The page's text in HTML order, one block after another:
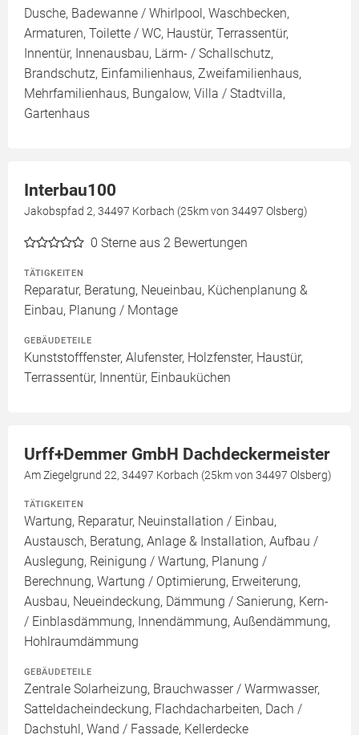
Dusche, Badewanne / Whirlpool, Waschbecken,
Armaturen, Toilette / WC, Haustür, Terrassentür,
Innentür, Innenausbau, Lärm- / Schallschutz,
Brandschutz, Einfamilienhaus, Zweifamilienhaus,
Mehrfamilienhaus, Bungalow, Villa / Stadtvilla,
Gartenhaus
Interbau100
Jakobspfad 2, 34497 Korbach (25km von 34497 Olsberg)
0 Sterne aus 2 Bewertungen
TÄTIGKEITEN
Reparatur, Beratung, Neueinbau, Küchenplanung &
Einbau, Planung / Montage
GEBÄUDETEILE
Kunststofffenster, Alufenster, Holzfenster, Haustür,
Terrassentür, Innentür, Einbauküchen
Urff+Demmer GmbH Dachdeckermeister
Am Ziegelgrund 22, 34497 Korbach (25km von 34497 Olsberg)
TÄTIGKEITEN
Wartung, Reparatur, Neuinstallation / Einbau,
Austausch, Beratung, Anlage & Installation, Aufbau /
Auslegung, Reinigung / Wartung, Planung /
Berechnung, Wartung / Optimierung, Erweiterung,
Ausbau, Neueindeckung, Dämmung / Sanierung, Kern-
/ Einblasdämmung, Innendämmung, Außendämmung,
Hohlraumdämmung
GEBÄUDETEILE
Zentrale Solarheizung, Brauchwasser / Warmwasser,
Satteldacheindeckung, Flachdacharbeiten, Dach /
Dachstuhl, Wand / Fassade, Kellerdecke